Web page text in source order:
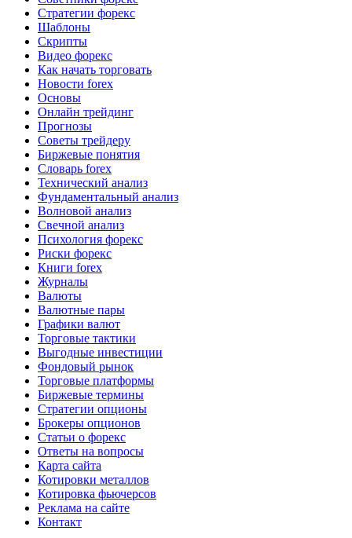
Стратегии форекс
Шаблоны
Скрипты
Видео форекс
Как начать торговать
Новости forex
Основы
Онлайн трейдинг
Прогнозы
Советы трейдеру
Биржевые понятия
Словарь forex
Технический анализ
Фундаментальный анализ
Волновой анализ
Свечной анализ
Психология форекс
Риски форекс
Книги forex
Журналы
Валюты
Валютные пары
Графики валют
Торговые тактики
Выгодные инвестиции
Фондовый рынок
Торговые платформы
Биржевые термины
Стратегии опционы
Брокеры опционов
Статьи о форекс
Ответы на вопросы
Карта сайта
Котировки металлов
Котировка фьючерсов
Реклама на сайте
Контакт